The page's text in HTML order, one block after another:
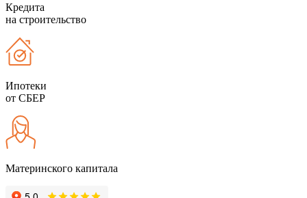
Кредита
на строительство
Ипотеки
от СБЕР
Материнского капитала